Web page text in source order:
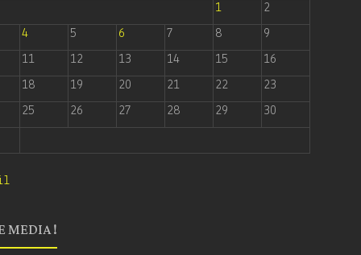
1
2
4 5 6 7 8
9
11 12 13 14 15
16
18 19 20 21 22
23
25 26 27 28 29
30
MEDIA !